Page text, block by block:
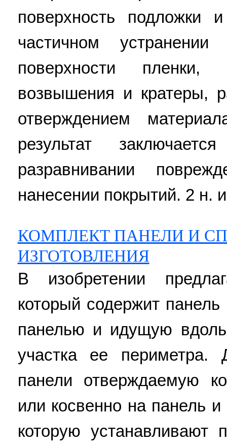
поверхность
частичном устранении
поверхности пленки,
возвышения и кратеры,
отверждением
результат
разравнивании
нанесении покрытий. 2 н.
КОМПЛЕКТ ПАНЕЛИ И
ИЗГОТОВЛЕНИЯ
В изобретении
который содержит
панелью и идущую
участка ее периметра.
панели отверждаемую
или косвенно на панель
которую устанавливают